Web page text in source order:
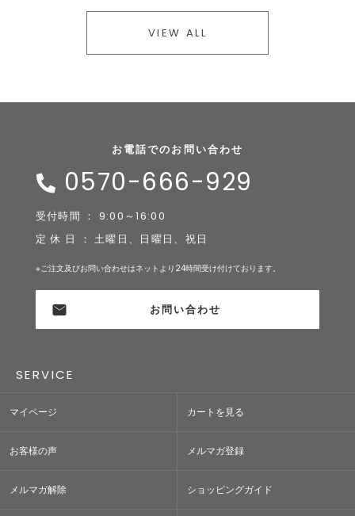
VIEW ALL
お電話でのお問い合わせ
0570-666-929
受付時間 ： 9:00～16:00
定 休 日 ： 土曜日、日曜日、祝日
※ご注文及びお問い合わせはネットより24時間受け付けております。
お問い合わせ
SERVICE
マイページ カートを見る
お客様の声 メルマガ登録
メルマガ解除 ショッピングガイド